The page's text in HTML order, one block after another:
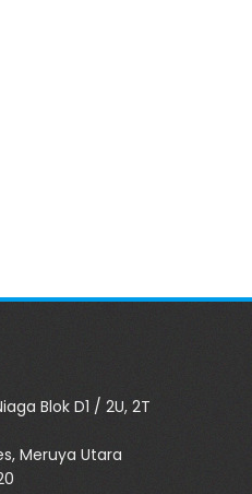
Blok D1 / 2U, 2T
Meruya Utara